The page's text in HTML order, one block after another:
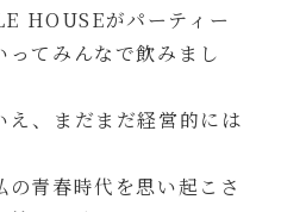
HOUSEがパーティー
ってみんなで飲みまし
え、まだまだ経営的には
青春時代を思い起こさ